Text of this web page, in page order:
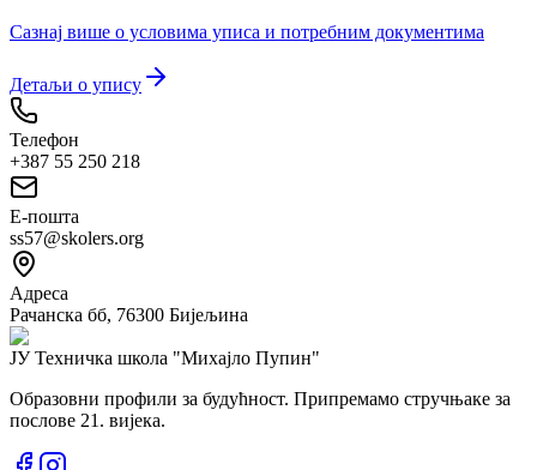
Сазнај више о условима уписа и потребним документима
Детаљи о упису
Телефон
+387 55 250 218
Е-пошта
ss57@skolers.org
Адреса
Рачанска бб, 76300 Бијељина
ЈУ Техничка школа "Михајло Пупин"
Образовни профили за будућност. Припремамо стручњаке за
послове 21. вијека.